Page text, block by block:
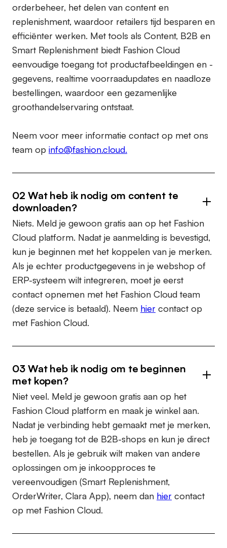
orderbeheer, het delen van content en
replenishment, waardoor retailers tijd besparen en
efficiënter werken. Met tools als Content, B2B en
Smart Replenishment biedt Fashion Cloud
eenvoudige toegang tot productafbeeldingen en -
gegevens, realtime voorraadupdates en naadloze
bestellingen, waardoor een gezamenlijke
groothandelservaring ontstaat.
Neem voor meer informatie contact op met ons
team op info@fashion.cloud.
02 Wat heb ik nodig om content te
downloaden?
Niets. Meld je gewoon gratis aan op het Fashion
Cloud platform. Nadat je aanmelding is bevestigd,
kun je beginnen met het koppelen van je merken.
Als je echter productgegevens in je webshop of
ERP-systeem wilt integreren, moet je eerst
contact opnemen met het Fashion Cloud team
(deze service is betaald). Neem hier contact op
met Fashion Cloud.
03 Wat heb ik nodig om te beginnen
met kopen?
Niet veel. Meld je gewoon gratis aan op het
Fashion Cloud platform en maak je winkel aan.
Nadat je verbinding hebt gemaakt met je merken,
heb je toegang tot de B2B-shops en kun je direct
bestellen. Als je gebruik wilt maken van andere
oplossingen om je inkoopproces te
vereenvoudigen (Smart Replenishment,
OrderWriter, Clara App), neem dan hier contact
op met Fashion Cloud.